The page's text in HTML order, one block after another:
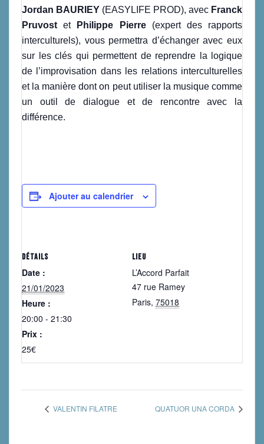
Jordan BAURIEY (EASYLIFE PROD), avec Franck
Pruvost et Philippe Pierre(expert des rapports
interculturels), vous permettra d’échanger avec eux
sur les clés qui permettent de reprendre la logique
de l’improvisation dans les relations interculturelles
et la manière dont on peut utiliser la musique comme
un outil de dialogue et de rencontre avec la
différence.
Ajouter au calendrier
DÉTAILS
Date :
21/01/2023
Heure :
20:00 - 21:30
Prix :
25€
LIEU
L’Accord Parfait
47 rue Ramey
Paris, 75018
VALENTIN FILATRE QUATUOR UNA CORDA